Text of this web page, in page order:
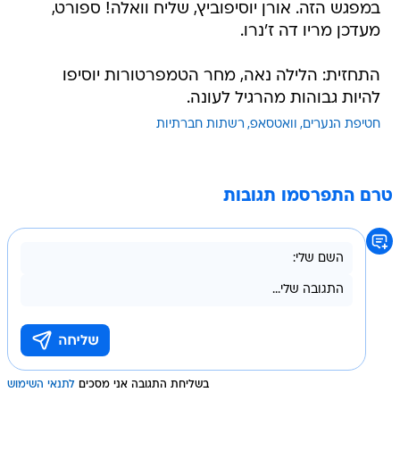
במפגש הזה. אורן יוסיפוביץ, שליח וואלה! ספורט,
מעדכן מריו דה ז'נרו.
התחזית: הלילה נאה, מחר הטמפרטורות יוסיפו
להיות גבוהות מהרגיל לעונה.
חטיפת הנערים וואטסאפ רשתות חברתיות
טרם התפרסמו תגובות
בשליחת התגובה אני מסכים לתנאי השימוש